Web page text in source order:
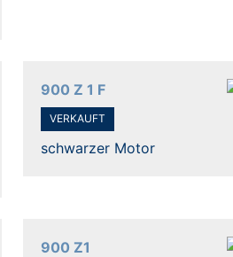
900 Z 1 F
VERKAUFT
schwarzer Motor
900 Z1